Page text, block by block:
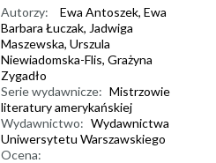
Autorzy: Ewa Antoszek, Ewa
Barbara Łuczak, Jadwiga
Maszewska, Urszula
Niewiadomska-Flis, Grażyna
Zygadło
Serie wydawnicze: Mistrzowie
literatury amerykańskiej
Wydawnictwo: Wydawnictwa
Uniwersytetu Warszawskiego
Ocena: